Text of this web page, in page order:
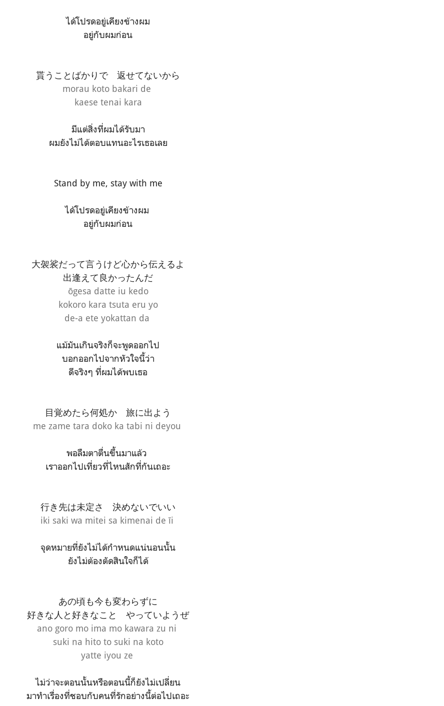
ได้โปรดอยู่เคียงข้างผม
อยู่กับผมก่อน
貰うことばかりで 返せてないから
morau koto bakari de
kaese tenai kara
มีแต่สิ่งที่ผมได้รับมา
ผมยังไม่ได้ตอบแทนอะไรเธอเลย
Stand by me, stay with me
ได้โปรดอยู่เคียงข้างผม
อยู่กับผมก่อน
大袈裟だって言うけど心から伝えるよ
出逢えて良かったんだ
ōgesa datte iu kedo
kokoro kara tsuta eru yo
de-a ete yokattan da
แม้มันเกินจริงก็จะพูดออกไป
บอกออกไปจากหัวใจนี้ว่า
ดีจริงๆ ที่ผมได้พบเธอ
目覚めたら何処か 旅に出よう
me zame tara doko ka tabi ni deyou
พอลืมตาตื่นขึ้นมาแล้ว
เราออกไปเที่ยวที่ไหนสักที่กันเถอะ
行き先は未定さ 決めないでいい
iki saki wa mitei sa kimenai de īi
จุดหมายที่ยังไม่ได้กำหนดแน่นอนนั้น
ยังไม่ต้องตัดสินใจก็ได้
あの頃も今も変わらずに
好きな人と好きなこと やっていようぜ
ano goro mo ima mo kawara zu ni
suki na hito to suki na koto
yatte iyou ze
ไม่ว่าจะตอนนั้นหรือตอนนี้ก็ยังไม่เปลี่ยน
มาทำเรื่องที่ชอบกับคนที่รักอย่างนี้ต่อไปเถอะ